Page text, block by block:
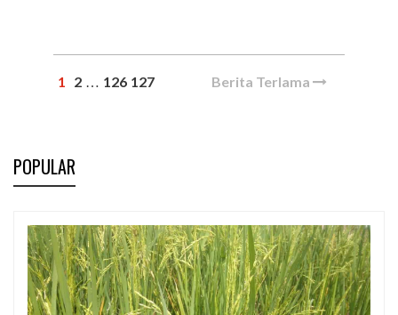
1 2 … 126 127 Berita Terlama
POPULAR